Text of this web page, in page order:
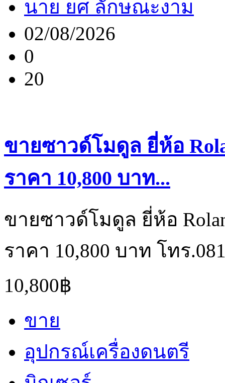
นาย ยศ ลักษณะงาม
02/08/2026
0
20
ขายซาวด์โมดูล ยี่ห้อ
ราคา 10,800 บาท...
ขายซาวด์โมดูล ยี่ห้อ
ราคา 10,800 บาท โทร
10,800฿
ขาย
อุปกรณ์เครื่องดนตรี